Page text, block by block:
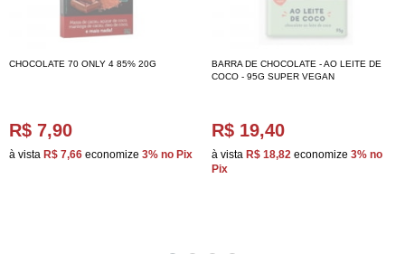
CHOCOLATE 70 ONLY 4 85% 20G
R$ 7,90
à vista R$ 7,66 economize 3% no Pix
BARRA DE CHOCOLATE - AO LEITE DE
COCO - 95G SUPER VEGAN
R$ 19,40
à vista R$ 18,82 economize 3% no
Pix